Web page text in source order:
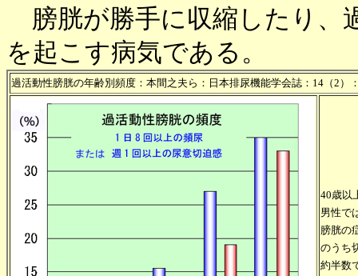
膀胱が勝手に収縮したり、
を起こす病気である。
過活動性膀胱の年齢別頻度：本間之夫ら：日本排尿機能学会誌：14（2）
40歳以
男性で
膀胱の
のうち
約半数